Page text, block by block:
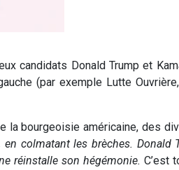
candidats Donald Trump et
(par exemple Lutte
la bourgeoisie américaine, des
colmatant les brèches. Donald
réinstalle son hégémonie. C’est